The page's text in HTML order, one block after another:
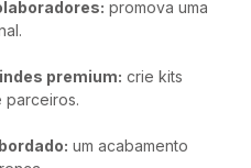
promova uma
premium: crie kits
parceiros.
um acabamento